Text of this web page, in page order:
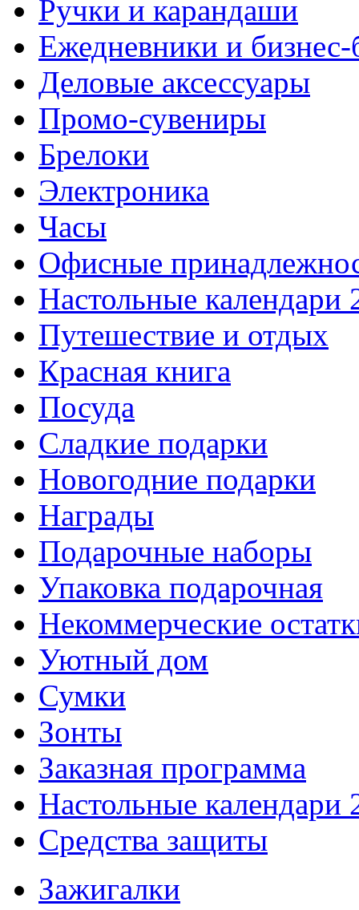
Ручки и карандаши
Ежедневники и
Деловые аксессуары
Промо-сувениры
Брелоки
Электроника
Часы
Офисные
Настольные календари
Путешествие и отдых
Красная книга
Посуда
Сладкие подарки
Новогодние подарки
Награды
Подарочные наборы
Упаковка подарочная
Некоммерческие
Уютный дом
Сумки
Зонты
Заказная программа
Настольные календари
Средства защиты
Зажигалки